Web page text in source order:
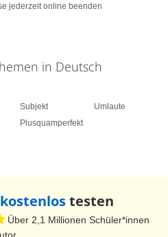
jederzeit online beenden
in Deutsch
Subjekt
Plusquamperfekt
Umlaute
kostenlostesten
Über 2,1 Millionen Schüler*innen